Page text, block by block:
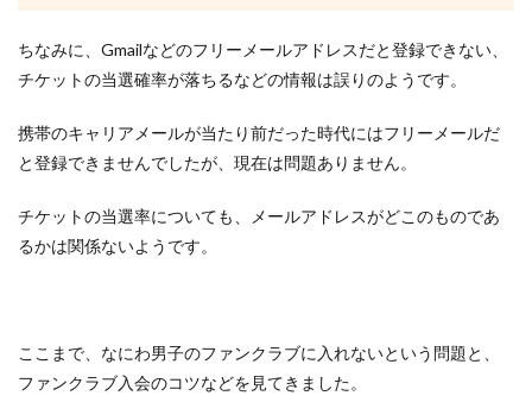
ちなみに、Gmailなどのフリーメールアドレスだと登録できない、
チケットの当選確率が落ちるなどの情報は誤りのようです。
携帯のキャリアメールが当たり前だった時代にはフリーメールだ
と登録できませんでしたが、現在は問題ありません。
チケットの当選率についても、メールアドレスがどこのものであ
るかは関係ないようです。
ここまで、なにわ男子のファンクラブに入れないという問題と、
ファンクラブ入会のコツなどを見てきました。